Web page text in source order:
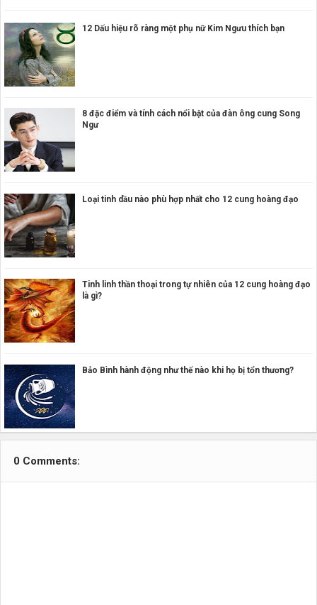
12 Dấu hiệu rõ ràng một phụ nữ Kim Ngưu thích bạn
8 đặc điểm và tính cách nổi bật của đàn ông cung Song
Ngư
Loại tinh dầu nào phù hợp nhất cho 12 cung hoàng đạo
Tinh linh thần thoại trong tự nhiên của 12 cung hoàng đạo
là gì?
Bảo Bình hành động như thế nào khi họ bị tổn thương?
0 Comments: